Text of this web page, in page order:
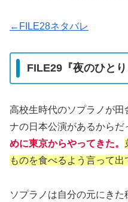
←FILE28ネタバレ
FILE29『夜のひとり
高校生時代のソプラノが
ナの日本公演があるからだ
めに東京からやってきた。
ものを食べるよう言って出
ソプラノは自分の元にき